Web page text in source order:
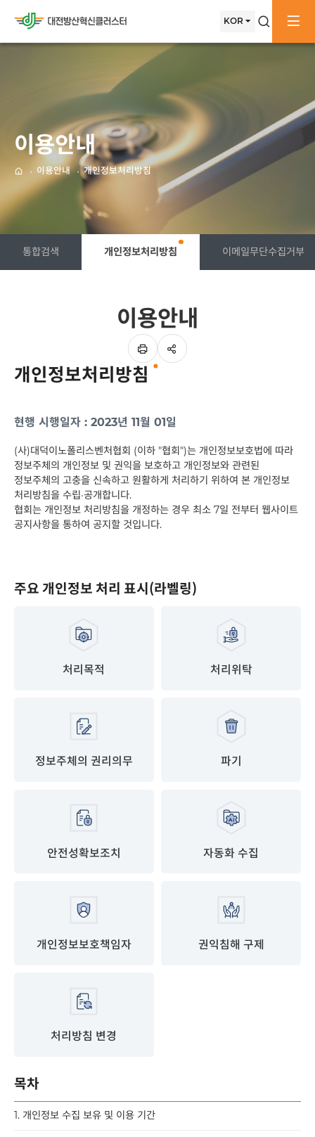
메인으로
KOR
검색창전
이용안내
메인으로
이용안내 개인정보처리방침
통합검색 개인정보처리방침 이메일무단수집거부
이용안내
이
페이지
인쇄하기
SNS
개인정보처리방침
현행 시행일자 : 2023년 11월 01일
(사)대덕이노폴리스벤처협회 (이하 "협회")는 개인정보보호법에 따라
정보주체의 개인정보 및 권익을 보호하고 개인정보와 관련된
정보주체의 고충을 신속하고 원활하게 처리하기 위하여 본 개인정보
처리방침을 수립·공개합니다.
협회는 개인정보 처리방침을 개정하는 경우 최소 7일 전부터 웹사이트
공지사항을 통하여 공지할 것입니다.
주요 개인정보 처리 표시(라벨링)
처리목적 처리위탁
정보주체의 권리의무 파기
안전성확보조치 자동화 수집
개인정보보호책임자 권익침해 구제
처리방침 변경
목차
1. 개인정보 수집 보유 및 이용 기간